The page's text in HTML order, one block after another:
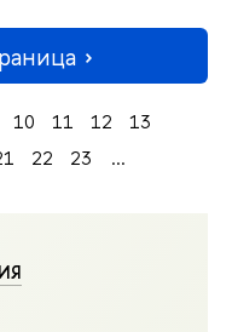
10 11 12
13
22 23
...